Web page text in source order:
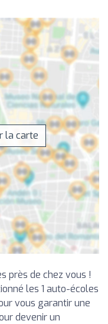
la carte
près de chez vous !
les 1 auto-écoles
vous garantir une
devenir un